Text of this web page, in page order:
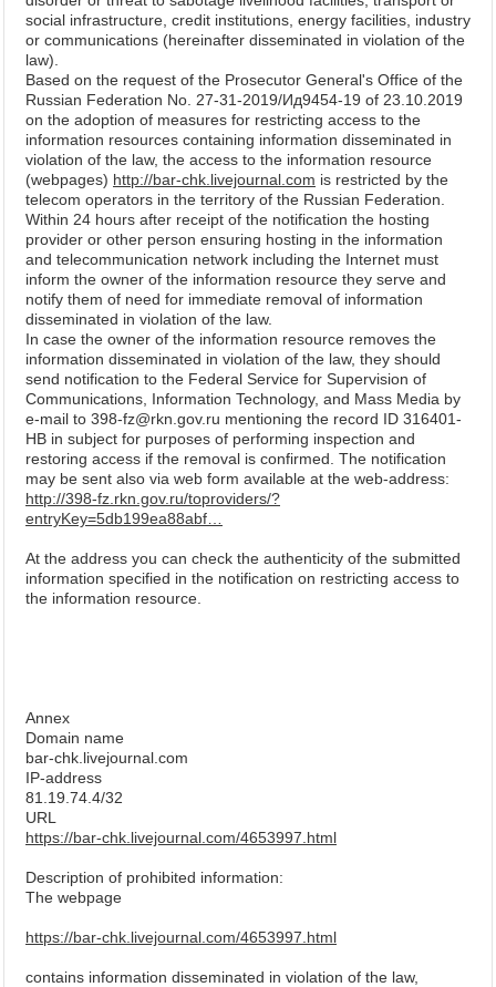
social infrastructure, credit institutions, energy facilities, industry
or communications (hereinafter disseminated in violation of the
law).
Based on the request of the Prosecutor General's Office of the
Russian Federation No. 27-31-2019/Ид9454-19 of 23.10.2019
on the adoption of measures for restricting access to the
information resources containing information disseminated in
violation of the law, the access to the information resource
(webpages) http://bar-chk.livejournal.com is restricted by the
telecom operators in the territory of the Russian Federation.
Within 24 hours after receipt of the notification the hosting
provider or other person ensuring hosting in the information
and telecommunication network including the Internet must
inform the owner of the information resource they serve and
notify them of need for immediate removal of information
disseminated in violation of the law.
In case the owner of the information resource removes the
information disseminated in violation of the law, they should
send notification to the Federal Service for Supervision of
Communications, Information Technology, and Mass Media by
e-mail to 398-fz@rkn.gov.ru mentioning the record ID 316401-
HB in subject for purposes of performing inspection and
restoring access if the removal is confirmed. The notification
may be sent also via web form available at the web-address:
http://398-fz.rkn.gov.ru/toproviders/?
entryKey=5db199ea88abf…
At the address you can check the authenticity of the submitted
information specified in the notification on restricting access to
the information resource.
Annex
Domain name
bar-chk.livejournal.com
IP-address
81.19.74.4/32
URL
https://bar-chk.livejournal.com/4653997.html
Description of prohibited information:
The webpage
https://bar-chk.livejournal.com/4653997.html
contains information disseminated in violation of the law,